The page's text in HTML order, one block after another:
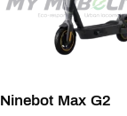
Ninebot Max G2